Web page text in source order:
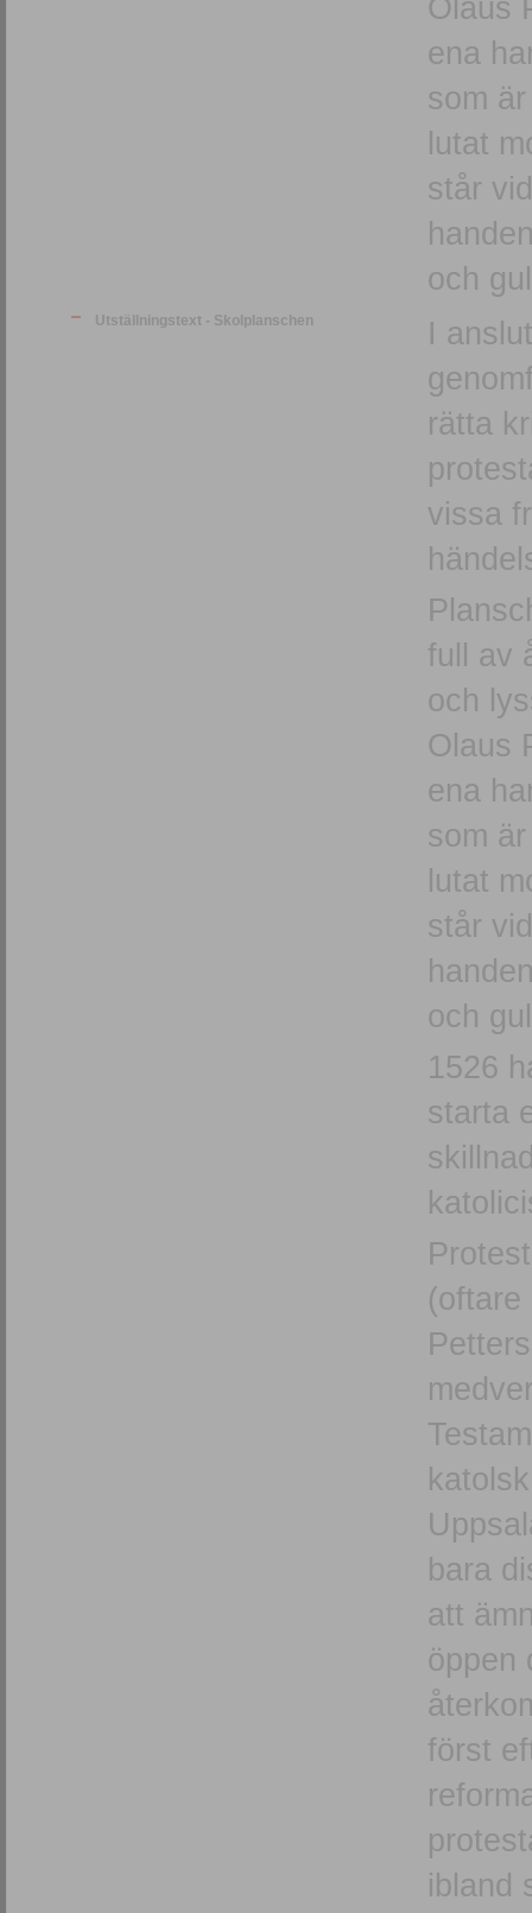
Olaus
ena
som
lutat
står
och
Utställningstext - Skolplanschen
I
rätta
vissa
full av
och
Olaus
ena
som
lutat
står
och
1526
starta
bara
att
öppen
först
ibland